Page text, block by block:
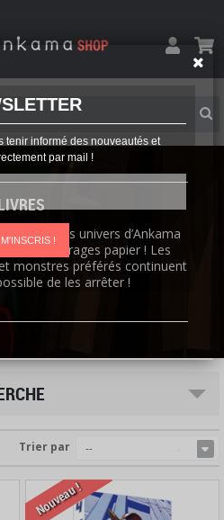
tenir informé des nouveautés et
par mail !
!
: les univers d’Ankama
ouvrages papier ! Les
monstres préférés continuent
de les arrêter !
Trier par --
Nouveau !